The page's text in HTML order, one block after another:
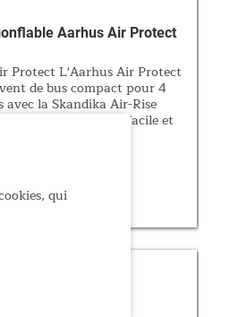
Aarhus Air Protect
Protect L'Aarhus Air Protect
de bus compact pour 4
avec la Skandika Air-Rise
- un montage très facile et
qui